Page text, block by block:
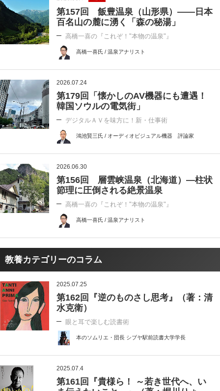
第157回 飯豊温泉（山形県）――日本
百名山の麓に湧く「森の秘湯」
高橋一喜の『これぞ！"本物の温泉"』
高橋一喜氏 / 温泉アナリスト
2026.07.24
第179回「懐かしのAV機器にも遭遇！
韓国ソウルの電気街」
デジタルＡＶを味方に！新・仕事術
鴻池賢三氏 / オーディオビジュアル機器 評論家
2026.06.30
第156回 層雲峡温泉（北海道）―柱状
節理に圧倒される絶景温泉
高橋一喜の『これぞ！"本物の温泉"』
高橋一喜氏 / 温泉アナリスト
教養カテゴリーのコラム
2025.07.25
第162回『逆のものさし思考』（著：清
水克衛）
眼と耳で楽しむ読書術
本のソムリエ・団長 シブヤ駅前読書大学学長
2025.07.4
第161回『貴様ら！ ～若き世代へ、い